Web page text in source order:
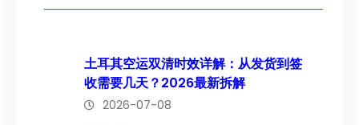
土耳其空运双清时效详解：从发货到签
收需要几天？2026最新拆解
2026-07-08